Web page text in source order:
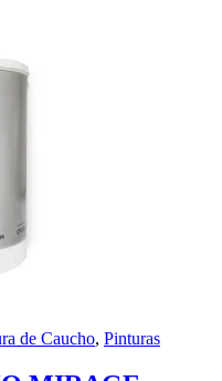
de Caucho, Pinturas